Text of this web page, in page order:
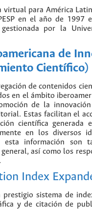
virtual para América
en el año de 1997
por la
de
Científico)
de contenidos
en el ámbito
de la
Estas facilitan el
científica generada
en los diversos
esta información son
así como los
Index
prestigio sistema de
y de citación de